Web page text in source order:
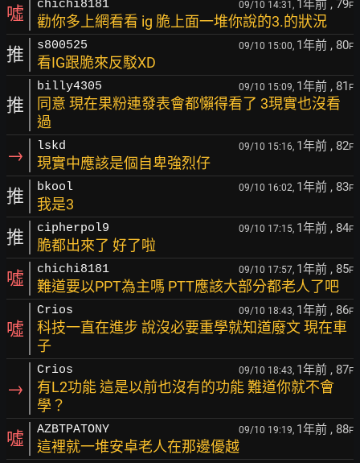
噓 chichi8181 09/10 14:31, 1年前 , 79F
勸你多上網看看 ig 脆上面一堆你說的3.的狀況
推 s800525 09/10 15:00, 1年前 , 80F
看IG跟脆來反駁XD
推
billy4305 09/10 15:09, 1年前 , 81 F
同意 現在果粉連發表會都懶得看了 3現實也沒看
過
→ lskd 09/10 15:16, 1年前 , 82F
現實中應該是個自卑強烈仔
推 bkool 09/10 16:02, 1年前 , 83F
我是3
推 cipherpol9 09/10 17:15, 1年前 , 84F
脆都出來了 好了啦
噓 chichi8181 09/10 17:57, 1年前 , 85F
難道要以PPT為主嗎 PTT應該大部分都老人了吧
噓
Crios 09/10 18:43, 1年前 , 86F
科技一直在進步 說沒必要重學就知道廢文 現在車
子
→
Crios 09/10 18:43, 1年前 , 87F
有L2功能 這是以前也沒有的功能 難道你就不會
學？
噓 AZBTPATONY 09/10 19:19, 1年前 , 88F
這裡就一堆安卓老人在那邊優越